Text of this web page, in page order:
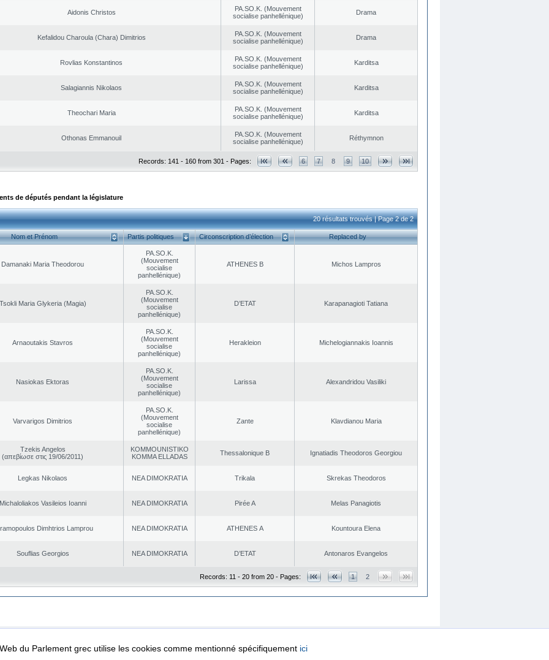
Aidonis Christos
PA.SO.K. (Mouvement
socialise panhellénique)
Drama
Kefalidou Charoula (Chara) Dimitrios
PA.SO.K. (Mouvement
socialise panhellénique)
Drama
Rovlias Konstantinos
PA.SO.K. (Mouvement
socialise panhellénique)
Karditsa
Salagiannis Nikolaos
PA.SO.K. (Mouvement
socialise panhellénique)
Karditsa
Theochari Maria
PA.SO.K. (Mouvement
socialise panhellénique)
Karditsa
Othonas Emmanouil
PA.SO.K. (Mouvement
socialise panhellénique)
Réthymnon
Records: 141 - 160 from 301 - Pages: 6 7 8 9 10
de députés pendant la législature
20 résultats trouvés | Page 2 de 2
Nom et Prénom Partis politiques Circonscription d’élection Replaced by
Damanaki Maria Theodorou
PA.SO.K.
(Mouvement
socialise
panhellénique)
ATHENES Β Michos Lampros
Maria Glykeria (Magia)
PA.SO.K.
(Mouvement
socialise
panhellénique)
D’ETAT Karapanagioti Tatiana
Arnaoutakis Stavros
PA.SO.K.
(Mouvement
socialise
panhellénique)
Herakleion Michelogiannakis Ioannis
Nasiokas Ektoras
PA.SO.K.
(Mouvement
socialise
panhellénique)
Larissa Alexandridou Vasiliki
Varvarigos Dimitrios
PA.SO.K.
(Mouvement
socialise
panhellénique)
Zante Klavdianou Maria
Tzekis Angelos
(απεβίωσε στις 19/06/2011)
KOMMOUNISTIKO
KOMMA ELLADAS
Thessalonique B Ignatiadis Theodoros Georgiou
Legkas Nikolaos NEA DΙMOKRATIA Trikala Skrekas Theodoros
Vasileios Ioanni NEA DΙMOKRATIA Pirée A Melas Panagiotis
Dimhtrios Lamprou NEA DΙMOKRATIA ATHENES Α Kountoura Elena
Souflias Georgios NEA DΙMOKRATIA D’ETAT Antonaros Evangelos
Records: 11 - 20 from 20 - Pages: 1 2
Protection Security & Access |
du Parlement grec utilise les cookies comme mentionné spécifiquement ici